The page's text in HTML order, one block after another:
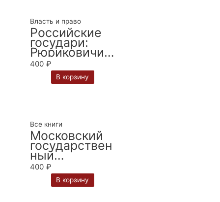
Власть и право
Российские
государи:
Рюриковичи и
Романовы
(862–1917):
учебное
400 ₽
В корзину
Все книги
Московский
государствен
ный
университет
имени М.В.
Ломоносова.
400 ₽
В корзину